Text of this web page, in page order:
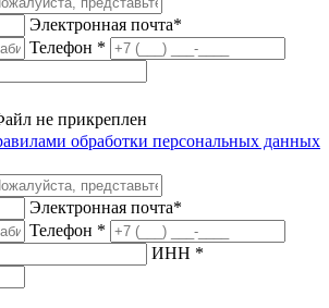
Электронная почта*
Телефон *
не прикреплен
обработки персональных данных
Электронная почта*
Телефон *
ИНН *